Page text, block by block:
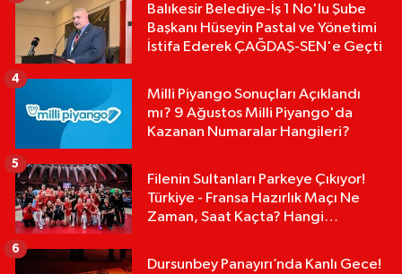
Balıkesir Belediye-İş 1 No'lu Şube
Başkanı Hüseyin Pastal ve Yönetimi
İstifa Ederek ÇAĞDAŞ-SEN'e Geçti
Milli Piyango Sonuçları Açıklandı
mı? 9 Ağustos Milli Piyango'da
Kazanan Numaralar Hangileri?
4
Filenin Sultanları Parkeye Çıkıyor!
Türkiye - Fransa Hazırlık Maçı Ne
Zaman, Saat Kaçta? Hangi
5
Dursunbey Panayırı’nda Kanlı Gece!
6